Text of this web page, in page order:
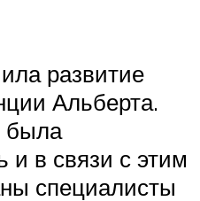
развитие
Альберта.
была
и в связи с этим
специалисты